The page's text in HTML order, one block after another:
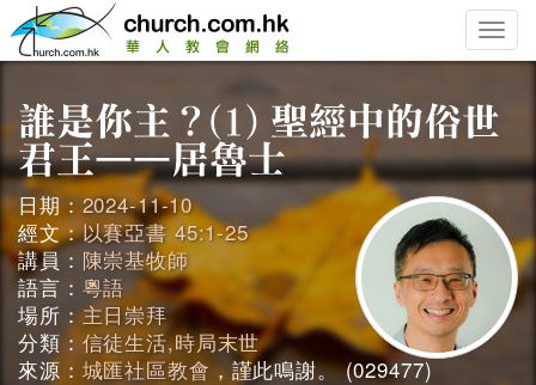
Toggle
日期：2024-11-10
經文：以賽亞書 45:1-25
講員： 陳崇基牧師
語言： 粵語
場所：主日崇拜
分類： 信徒生活,時局末世
來源： 城匯社區教會，謹此鳴謝。 (029477)